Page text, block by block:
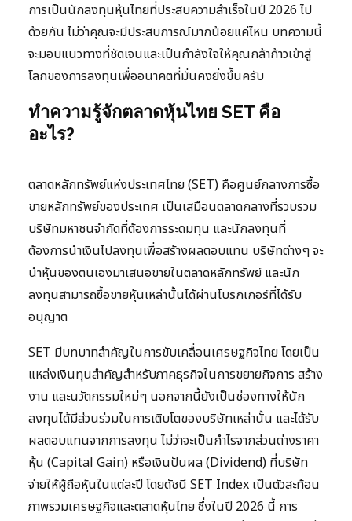
การเป็นนักลงทุนหุ้นไทยที่ประสบความสำเร็จในปี 2026 ไป
ด้วยกัน ไม่ว่าคุณจะมีประสบการณ์มากน้อยแค่ไหน บทความนี้
จะมอบแนวทางที่ชัดเจนและเป็นกำลังใจให้คุณกล้าก้าวเข้าสู่
โลกของการลงทุนเพื่ออนาคตที่มั่นคงยิ่งขึ้นครับ
ทำความรู้จักตลาดหุ้นไทย SET คือ
อะไร?
ตลาดหลักทรัพย์แห่งประเทศไทย (SET) คือศูนย์กลางการซื้อ
ขายหลักทรัพย์ของประเทศ เป็นเสมือนตลาดกลางที่รวบรวม
บริษัทมหาชนจำกัดที่ต้องการระดมทุน และนักลงทุนที่
ต้องการนำเงินไปลงทุนเพื่อสร้างผลตอบแทน บริษัทต่างๆ จะ
นำหุ้นของตนเองมาเสนอขายในตลาดหลักทรัพย์ และนัก
ลงทุนสามารถซื้อขายหุ้นเหล่านั้นได้ผ่านโบรกเกอร์ที่ได้รับ
อนุญาต
SET มีบทบาทสำคัญในการขับเคลื่อนเศรษฐกิจไทย โดยเป็น
แหล่งเงินทุนสำคัญสำหรับภาคธุรกิจในการขยายกิจการ สร้าง
งาน และนวัตกรรมใหม่ๆ นอกจากนี้ยังเป็นช่องทางให้นัก
ลงทุนได้มีส่วนร่วมในการเติบโตของบริษัทเหล่านั้น และได้รับ
ผลตอบแทนจากการลงทุน ไม่ว่าจะเป็นกำไรจากส่วนต่างราคา
หุ้น (Capital Gain) หรือเงินปันผล (Dividend) ที่บริษัท
จ่ายให้ผู้ถือหุ้นในแต่ละปี โดยดัชนี SET Index เป็นตัวสะท้อน
ภาพรวมเศรษฐกิจและตลาดหุ้นไทย ซึ่งในปี 2026 นี้ การ